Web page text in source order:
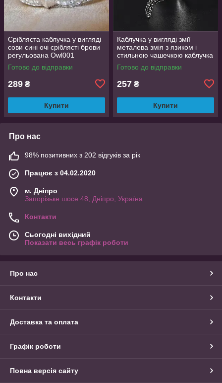
Срібляста каблучка у вигляді
сови сині очі сріблясті брови
регульована Owl001
Готово до відправки
289 ₴
Купити
Каблучка у вигляді змії
металева змія з язиком і
стильною чашечкою каблучка
влада розмір регульований
Готово до відправки
257 ₴
Купити
Про нас
98% позитивних з 202 відгуків за рік
Працює з 04.02.2020
м. Дніпро
Запорізьке шосе 48, Дніпро, Україна
Контакти
Сьогодні вихідний
Показати весь графік роботи
Про нас
Контакти
Доставка та оплата
Графік роботи
Повна версія сайту